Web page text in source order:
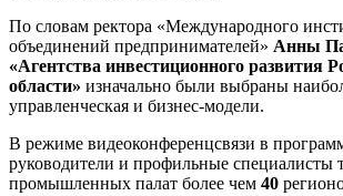
По словам ректора «Международного
объединений предпринимателей» Анны
«Агентства инвестиционного развития
области» изначально были выбраны
управленческая и бизнес-модели.
В режиме видеоконференцсвязи в
руководители и профильные специалисты
промышленных палат более чем 40